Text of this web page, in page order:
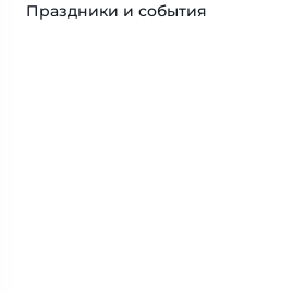
Праздники и события